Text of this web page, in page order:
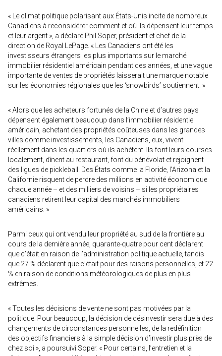
« Le climat politique polarisant aux États-Unis incite de nombreux
Canadiens à reconsidérer comment et où ils dépensent leur temps
et leur argent », a déclaré Phil Soper, président et chef de la
direction de Royal LePage. « Les Canadiens ont été les
investisseurs étrangers les plus importants sur le marché
immobilier résidentiel américain pendant des années, et une vague
importante de ventes de propriétés laisserait une marque notable
sur les économies régionales que les ‘snowbirds’ soutiennent. »
« Alors que les acheteurs fortunés de la Chine et d’autres pays
dépensent également beaucoup dans l’immobilier résidentiel
américain, achetant des propriétés coûteuses dans les grandes
villes comme investissements, les Canadiens, eux, vivent
réellement dans les quartiers où ils achètent. Ils font leurs courses
localement, dînent au restaurant, font du bénévolat et rejoignent
des ligues de pickleball. Des États comme la Floride, l’Arizona et la
Californie risquent de perdre des millions en activité économique
chaque année – et des milliers de voisins – si les propriétaires
canadiens retirent leur capital des marchés immobiliers
américains. »
Parmi ceux qui ont vendu leur propriété au sud de la frontière au
cours de la dernière année, quarante-quatre pour cent déclarent
que c’était en raison de l’administration politique actuelle, tandis
que 27 % déclarent que c’était pour des raisons personnelles, et 22
% en raison de conditions météorologiques de plus en plus
extrêmes.
« Toutes les décisions de vente ne sont pas motivées par la
politique. Pour beaucoup, la décision de désinvestir sera due à des
changements de circonstances personnelles, de la redéfinition
des objectifs financiers à la simple décision d’investir plus près de
chez soi », a poursuivi Soper. « Pour certains, l’entretien et la